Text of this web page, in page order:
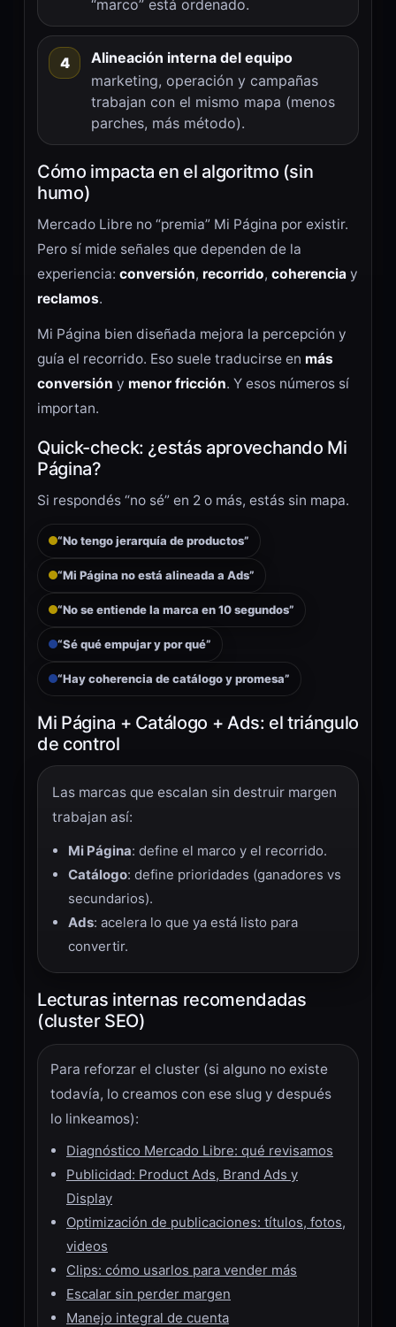
“marco” está ordenado.
4
Alineación interna del equipo
marketing, operación y campañas
trabajan con el mismo mapa (menos
parches, más método).
Cómo impacta en el algoritmo (sin
humo)
Mercado Libre no “premia” Mi Página por existir.
Pero sí mide señales que dependen de la
experiencia: conversión, recorrido, coherencia y
reclamos.
Mi Página bien diseñada mejora la percepción y
guía el recorrido. Eso suele traducirse en más
conversión y menor fricción. Y esos números sí
importan.
Quick-check: ¿estás aprovechando Mi
Página?
Si respondés “no sé” en 2 o más, estás sin mapa.
“No tengo jerarquía de productos”
“Mi Página no está alineada a Ads”
“No se entiende la marca en 10 segundos”
“Sé qué empujar y por qué”
“Hay coherencia de catálogo y promesa”
Mi Página + Catálogo + Ads: el triángulo
de control
Las marcas que escalan sin destruir margen
trabajan así:
Mi Página: define el marco y el recorrido.
Catálogo: define prioridades (ganadores vs
secundarios).
Ads: acelera lo que ya está listo para
convertir.
Lecturas internas recomendadas
(cluster SEO)
Para reforzar el cluster (si alguno no existe
todavía, lo creamos con ese slug y después
lo linkeamos):
Diagnóstico Mercado Libre: qué revisamos
Publicidad: Product Ads, Brand Ads y
Display
Optimización de publicaciones: títulos, fotos,
videos
Clips: cómo usarlos para vender más
Escalar sin perder margen
Manejo integral de cuenta